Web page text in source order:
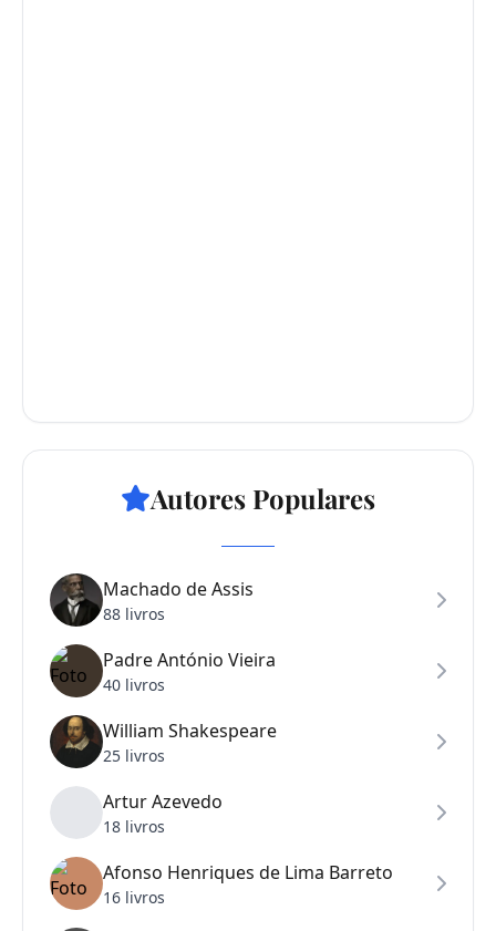
Autores Populares
Machado de Assis
88 livros
Padre António Vieira
40 livros
William Shakespeare
25 livros
Artur Azevedo
18 livros
Afonso Henriques de Lima Barreto
16 livros